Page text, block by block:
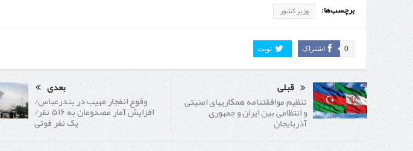
برچسب‌ها: وزیر کشور
اشتراک 0 تویت
قبلی
تنظیم موافقتنامه همکاری‎های امنیتی
و انتظامی بین ایران و جمهوری
آذربایجان
بعدی
وقوع انفجار مهیب در بندرعباس/
افزایش آمار مصدومان به ۵۱۶ نفر/
یک نفر فوتی